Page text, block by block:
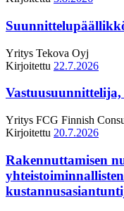
Yritys Tekova Oyj
Kirjoitettu 22.7.2026
Yritys FCG Finnish
Kirjoitettu 20.7.2026
Rakennuttamisen